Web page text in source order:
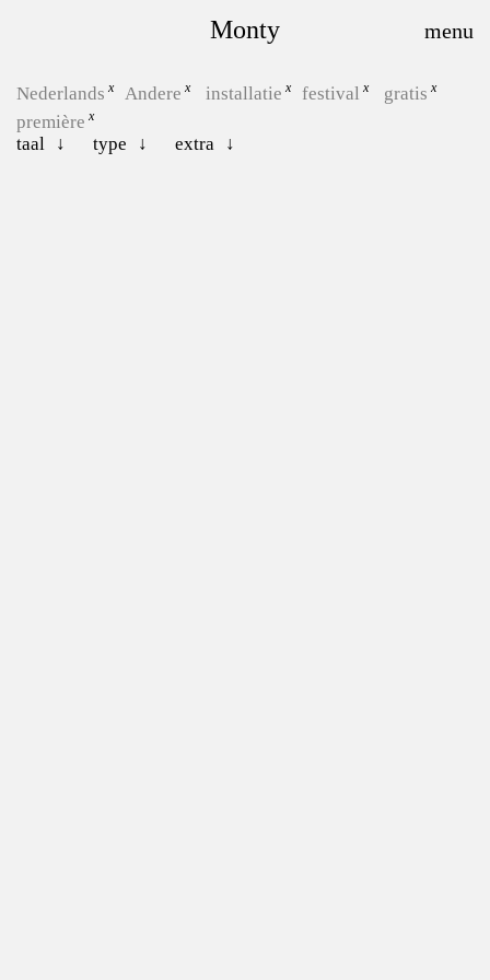
Monty
Nederlands Andere installatie festival
gratis
première
taal
type extra